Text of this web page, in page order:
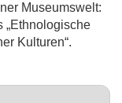
Museumswelt:
„Ethnologische
Kulturen“.